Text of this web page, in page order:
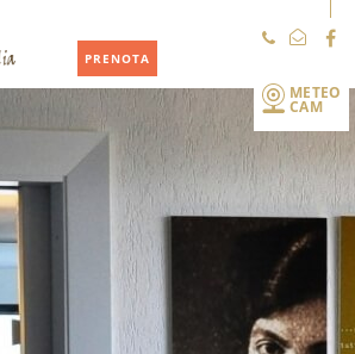
PRENOTA
METEO
CAM